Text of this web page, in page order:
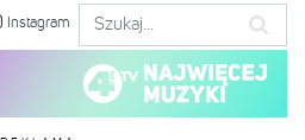
Instagram